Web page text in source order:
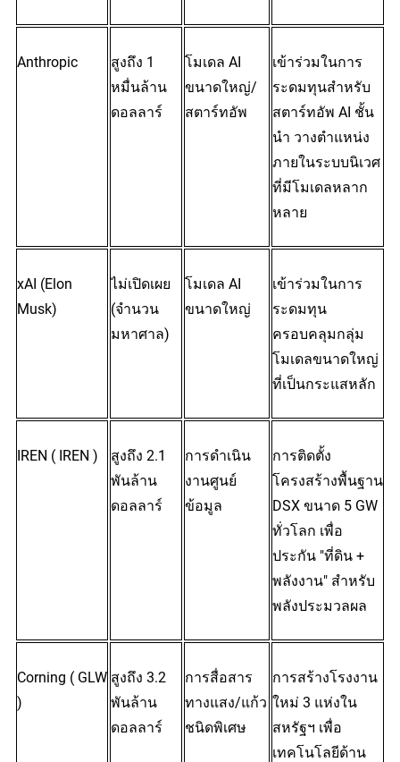
Anthropic
สูงถึง 1
หมื่นล้าน
ดอลลาร์
โมเดล AI
ขนาดใหญ่/
สตาร์ทอัพ
เข้าร่วมในการ
ระดมทุนสำหรับ
สตาร์ทอัพ AI ชั้น
นำ วางตำแหน่ง
ภายในระบบนิเวศ
ที่มีโมเดลหลาก
หลาย
xAI (Elon
Musk)
ไม่เปิดเผย
(จำนวน
มหาศาล)
โมเดล AI
ขนาดใหญ่
เข้าร่วมในการ
ระดมทุน
ครอบคลุมกลุ่ม
โมเดลขนาดใหญ่
ที่เป็นกระแสหลัก
IREN ( IREN )
สูงถึง 2.1
พันล้าน
ดอลลาร์
การดำเนิน
งานศูนย์
ข้อมูล
การติดตั้ง
โครงสร้างพื้นฐาน
DSX ขนาด 5 GW
ทั่วโลก เพื่อ
ประกัน "ที่ดิน +
พลังงาน" สำหรับ
พลังประมวลผล
Corning ( GLW
)
สูงถึง 3.2
พันล้าน
ดอลลาร์
การสื่อสาร
ทางแสง/แก้ว
ชนิดพิเศษ
การสร้างโรงงาน
ใหม่ 3 แห่งใน
สหรัฐฯ เพื่อ
เทคโนโลยีด้าน